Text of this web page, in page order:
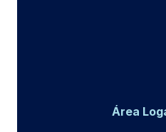
Área